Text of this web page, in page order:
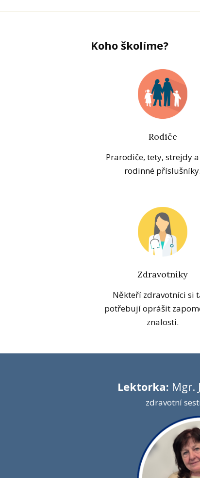
Koho školíme?
Rodiče
Prarodiče, tety, strejdy
rodinné příslušníky.
Zdravotníky
Někteří zdravotníci si
potřebují oprášit
znalosti.
Lektorka: Mgr.
zdravotní